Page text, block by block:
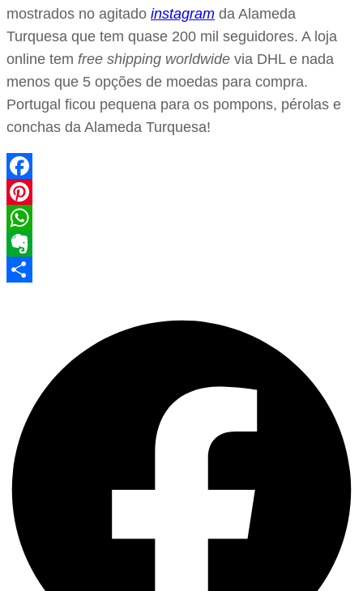
mostrados no agitado instagram da Alameda
Turquesa que tem quase 200 mil seguidores. A loja
online tem free shipping worldwide via DHL e nada
menos que 5 opções de moedas para compra.
Portugal ficou pequena para os pompons, pérolas e
conchas da Alameda Turquesa!
Facebook
Pinterest
WhatsApp
Evernote